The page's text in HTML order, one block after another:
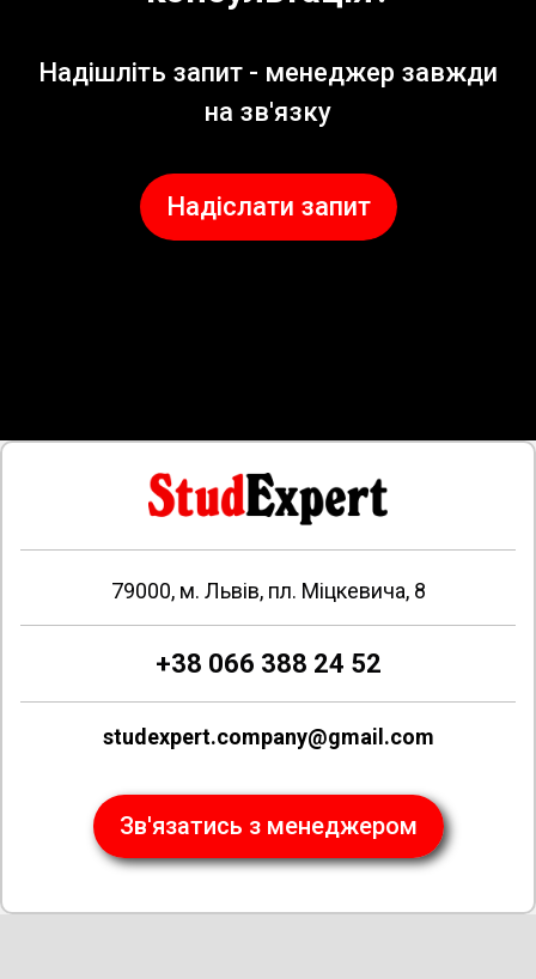
Надішліть запит - менеджер завжди
на зв'язку
Надіслати запит
79000, м. Львів, пл. Міцкевича, 8
+38 066 388 24 52
studexpert.company@gmail.com
Зв'язатись з менеджером